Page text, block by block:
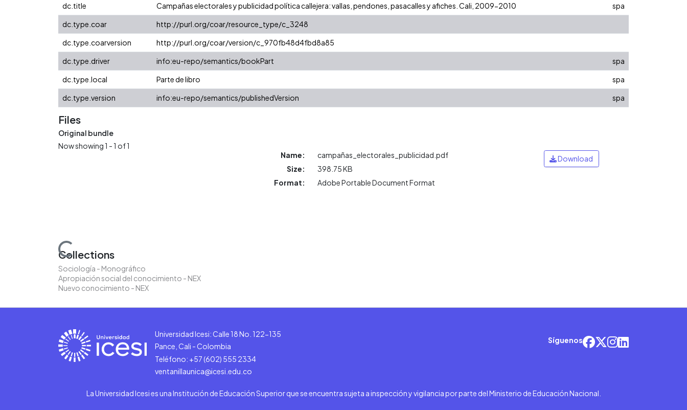
dc.title
Campañas electorales y publicidad política callejera: vallas, pendones, pasacalles y afiches. Cali, 2009-2010
spa
dc.type.coar
http://purl.org/coar/resource_type/c_3248
dc.type.coarversion
http://purl.org/coar/version/c_970fb48d4fbd8a85
dc.type.driver
info:eu-repo/semantics/bookPart
spa
dc.type.local
Parte de libro
spa
dc.type.version
info:eu-repo/semantics/publishedVersion spa
Files
Original bundle
Now showing1 - 1 of 1
Loading...
Name:
campañas_electorales_publicidad.pdf
Size:
398.75 KB
Format:
Adobe Portable Document Format
Download
Collections
Sociología - Monográfico
Apropiación social del conocimiento - NEX
Nuevo conocimiento - NEX
Universidad Icesi: Calle 18 No. 122-135
Pance, Cali - Colombia
Teléfono: +57 (602) 555 2334
ventanillaunica@icesi.edu.co
Síguenos
La Universidad Icesi es una Institución de Educación Superior que se encuentra sujeta a inspección y vigilancia por parte del Ministerio de Educación Nacional.